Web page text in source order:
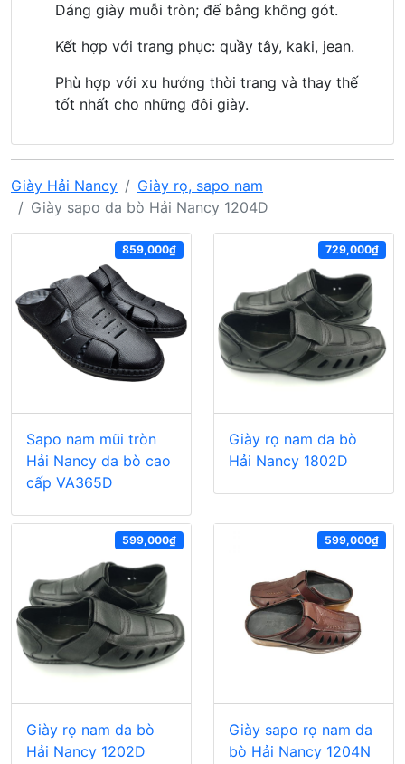
Dáng giày muỗi tròn; đế bằng không gót.
Kết hợp với trang phục: quầy tây, kaki, jean.
Phù hợp với xu hướng thời trang và thay thế
tốt nhất cho những đôi giày.
Giày Hải Nancy
Giày rọ, sapo nam
Giày sapo da bò Hải Nancy 1204D
859,000₫
Sapo nam mũi tròn
Hải Nancy da bò cao
cấp VA365D
729,000₫
Giày rọ nam da bò
Hải Nancy 1802D
599,000₫
Giày rọ nam da bò
Hải Nancy 1202D
599,000₫
Giày sapo rọ nam da
bò Hải Nancy 1204N